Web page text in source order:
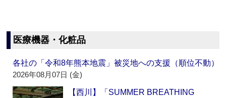
医療機器・化粧品
各社の「令和8年熊本地震」被災地への支援（順位不動）
2026年08月07日 (金)
【西川】「SUMMER BREATHING